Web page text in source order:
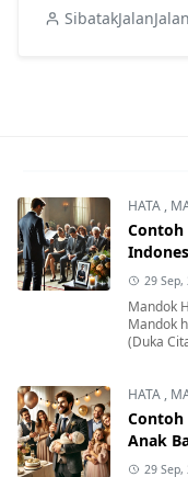
SibatakJalanJalan
HATA ,
Contoh
29 Sep,
Mandok
Mandok
(Duka
HATA ,
Contoh
Anak
29 Sep,